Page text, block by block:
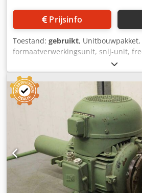
Prijsinfo
Toestand: gebruikt, Unitbouwpakket,
formaatverwerkingsunit, snij-unit,
unit, voegfrees-unit, trim-unit,
kantbewerkingsmachine,
freesmotor voor
Homag, freesunit van
36 -Motor: 2x Homag type LF-55L
Voltage: 220V / 200 Hz -Afmetingen:
Dodpfsgy Dbhex Adiock -Gewicht: 55